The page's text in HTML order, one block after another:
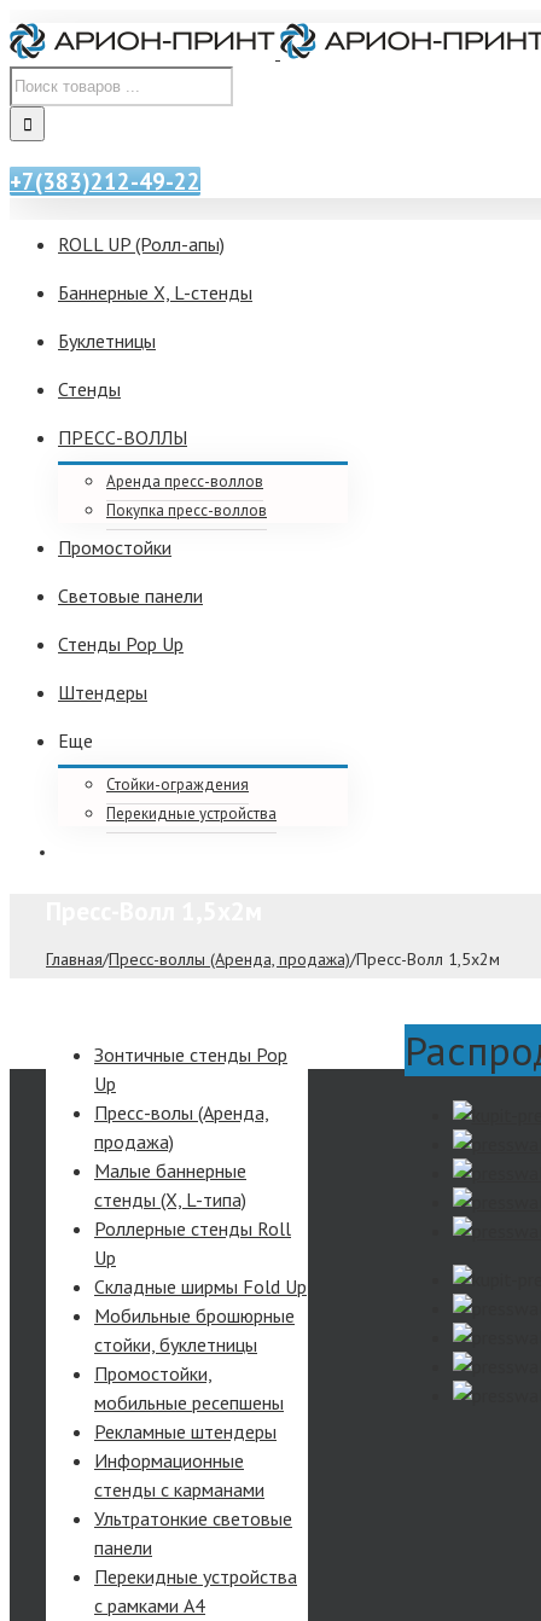
+7(383)212-49-22
ROLL UP (Ролл-апы)
Баннерные X, L-стенды
Буклетницы
Стенды
ПРЕСС-ВОЛЛЫ
Аренда пресс-воллов
Покупка пресс-воллов
Промостойки
Световые панели
Стенды Pop Up
Штендеры
Еще
Стойки-ограждения
Перекидные устройства
Главная/Пресс-воллы (Аренда, продажа)/Пресс-Волл 1,5х2м
Зонтичные стенды Pop
Up
Пресс-волы (Аренда,
продажа)
Малые баннерные
стенды (X, L-типа)
Роллерные стенды Roll
Up
Складные ширмы Fold Up
Мобильные брошюрные
стойки, буклетницы
Промостойки,
мобильные ресепшены
Рекламные штендеры
Информационные
стенды с карманами
Ультратонкие световые
панели
Перекидные устройства
с рамками А4